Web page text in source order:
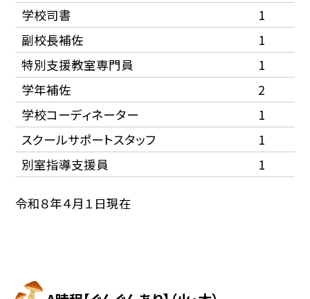
学校司書
1
副校長補佐
1
特別支援教室専門員
1
学年補佐
2
学校コーディネーター
1
スクールサポートスタッフ
1
別室指導支援員
1
令和８年４月１日現在